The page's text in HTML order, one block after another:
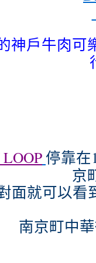
神戶牛肉可
停靠
京
面就可以看
南京町中